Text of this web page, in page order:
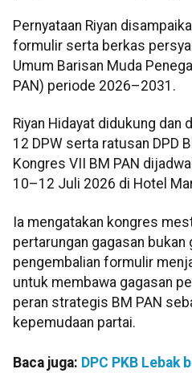
Pernyataan Riyan
formulir serta berkas
Umum Barisan Muda
PAN) periode 2026–2031.
Riyan Hidayat didukung dan
12 DPW serta ratusan DPD
Kongres VII BM PAN
10–12 Juli 2026 di Hotel
Ia mengatakan kongres
pertarungan gagasan bukan
pengembalian formulir
untuk membawa gagasan
peran strategis BM PAN
kepemudaan partai.
Baca juga: DPC PKB Lebak